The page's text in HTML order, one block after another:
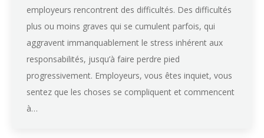
employeurs rencontrent des difficultés. Des difficultés
plus ou moins graves qui se cumulent parfois, qui
aggravent immanquablement le stress inhérent aux
responsabilités, jusqu’à faire perdre pied
progressivement. Employeurs, vous êtes inquiet, vous
sentez que les choses se compliquent et commencent
à…